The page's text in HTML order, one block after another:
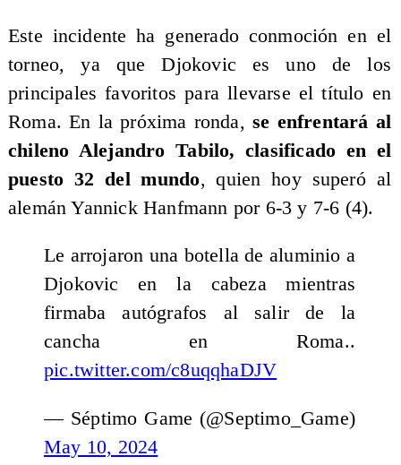
Este incidente ha generado conmoción en el
torneo, ya que Djokovic es uno de los
principales favoritos para llevarse el título en
Roma. En la próxima ronda, se enfrentará al
chileno Alejandro Tabilo, clasificado en el
puesto 32 del mundo, quien hoy superó al
alemán Yannick Hanfmann por 6-3 y 7-6 (4).
Le arrojaron una botella de aluminio a
Djokovic en la cabeza mientras
firmaba autógrafos al salir de la
cancha en Roma..
pic.twitter.com/c8uqqhaDJV
— Séptimo Game (@Septimo_Game)
May 10, 2024